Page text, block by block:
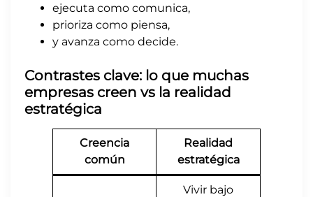
ejecuta como comunica,
prioriza como piensa,
y avanza como decide.
Contrastes clave: lo que muchas
empresas creen vs la realidad
estratégica
Creencia
común
Realidad
estratégica
Vivir bajo